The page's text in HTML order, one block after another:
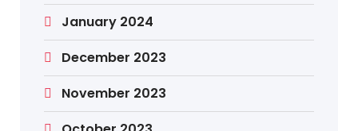
January 2024
December 2023
November 2023